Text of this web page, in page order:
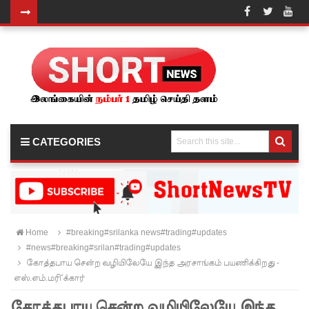
னியில்
வெளியா
மைப்புத்
திருத்தச்
!
யாழ்.சிறை
CATEGORIES
Home
#breaking#srilanka news#trading#updates
#news#breaking#srilan#trading#updates
கோத்தபாய சென்ற வழியிலேயே இந்த அரசாங்கம் பயணிக்கிறது -
எஸ்.எம்.மரி்க்கார்